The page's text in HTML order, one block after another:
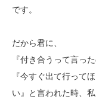
です。
だから君に、
『付き合うって言っ
『今すぐ出て行って
い』と言われた時、